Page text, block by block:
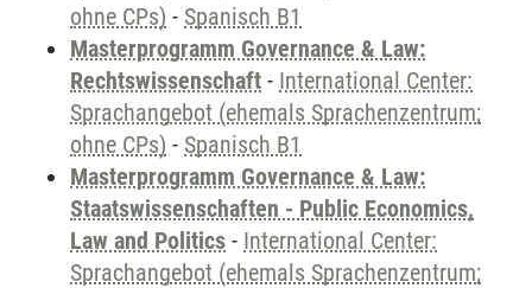
ohne CPs) - Spanisch B1
Masterprogramm Governance & Law:
Rechtswissenschaft - International Center:
Sprachangebot (ehemals Sprachenzentrum;
ohne CPs) - Spanisch B1
Masterprogramm Governance & Law:
Staatswissenschaften - Public Economics,
Law and Politics - International Center:
Sprachangebot (ehemals Sprachenzentrum;